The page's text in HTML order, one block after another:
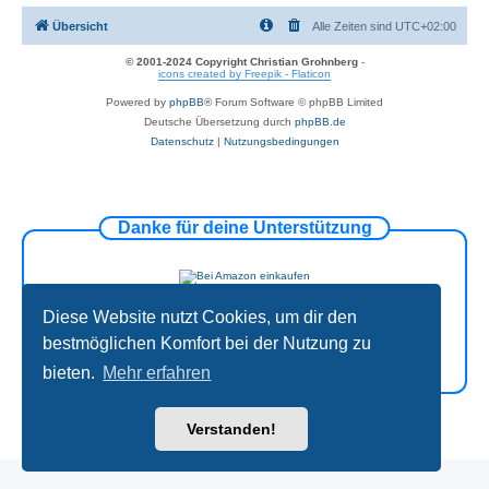
Diese Website nutzt Cookies, um dir den
bestmöglichen Komfort bei der Nutzung zu
bieten. Mehr erfahren
Verstanden!
Übersicht Alle Zeiten sind UTC+02:00
© 2001-2024 Copyright Christian Grohnberg-
icons created by Freepik - Flaticon
Powered by phpBB® Forum Software © phpBB Limited
Deutsche Übersetzung durch phpBB.de
Datenschutz| Nutzungsbedingungen
Danke für deine Unterstützung